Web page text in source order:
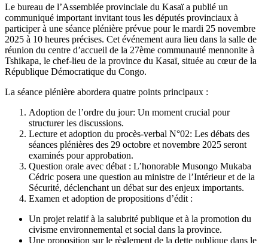
time
Le bureau de l’Assemblée provinciale du Kasaï a publié un
communiqué important invitant tous les députés provinciaux à
participer à une séance plénière prévue pour le mardi 25 novembre
2025 à 10 heures précises. Cet événement aura lieu dans la salle de
réunion du centre d’accueil de la 27ème communauté mennonite à
Tshikapa, le chef-lieu de la province du Kasaï, située au cœur de la
République Démocratique du Congo.
La séance plénière abordera quatre points principaux :
Adoption de l’ordre du jour: Un moment crucial pour
structurer les discussions.
Lecture et adoption du procès-verbal N°02: Les débats des
séances plénières des 29 octobre et novembre 2025 seront
examinés pour approbation.
Question orale avec débat : L’honorable Musongo Mukaba
Cédric posera une question au ministre de l’Intérieur et de la
Sécurité, déclenchant un débat sur des enjeux importants.
Examen et adoption de propositions d’édit :
Un projet relatif à la salubrité publique et à la promotion du
civisme environnemental et social dans la province.
Une proposition sur le règlement de la dette publique dans le